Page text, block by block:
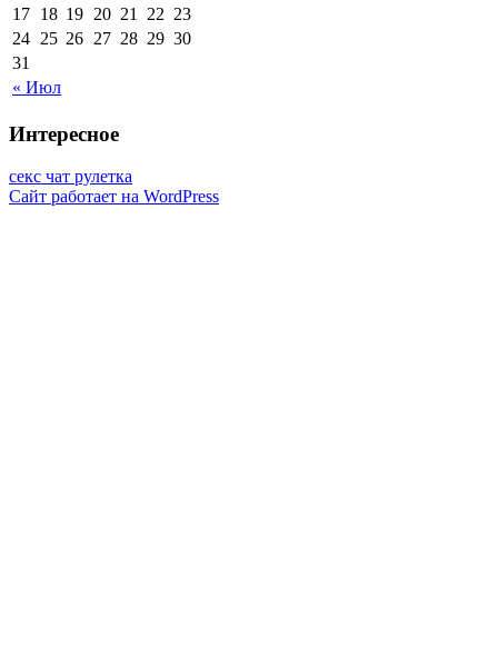
« Июл
17 18 19 20 21 22 23
24 25 26 27 28 29 30
31
Интересное
секс чат рулетка
Сайт работает на WordPress